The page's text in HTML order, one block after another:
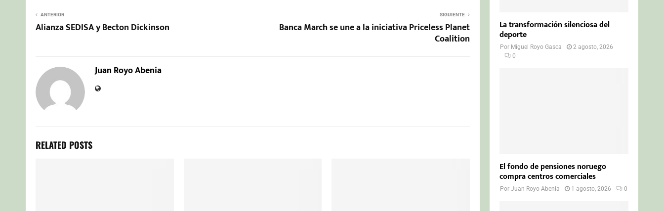
ANTERIOR
Alianza SEDISA y Becton Dickinson
SIGUIENTE
Banca March se une a la iniciativa Priceless Planet
Coalition
Juan Royo Abenia
RELATED POSTS
La transformación silenciosa del
deporte
Por Miguel Royo Gasca
2 agosto, 2026
0
El fondo de pensiones noruego
compra centros comerciales
PorJuan Royo Abenia 1 agosto, 2026 0